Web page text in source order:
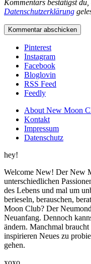
Kommentars bestätigst du,
Datenschutzerklärung
Pinterest
Instagram
Facebook
Bloglovin
RSS Feed
Feedly
About New Moon
Kontakt
Impressum
Datenschutz
hey!
Welcome New! Der New
unterschiedlichen
des Lebens und mal um
berieseln, berauschen,
Moon Club? Der
Neuanfang. Dennoch
ändern. Manchmal
inspirieren Neues zu
gehen.
xoxo